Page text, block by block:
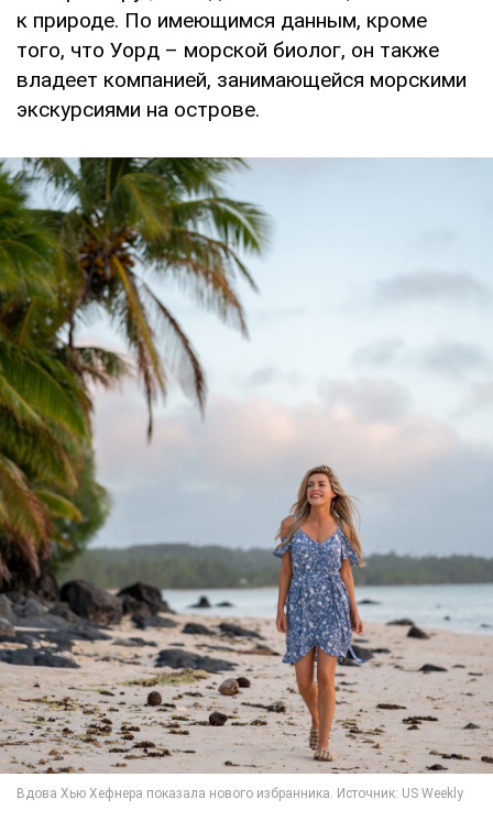
к природе. По имеющимся данным, кроме
того, что Уорд – морской биолог, он также
владеет компанией, занимающейся морскими
экскурсиями на острове.